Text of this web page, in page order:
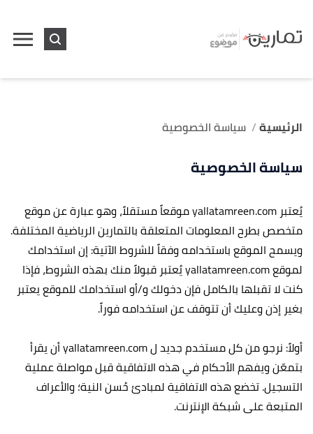
الرئيسية سياسة الخصوصية
سياسة الخصوصية
يُعتبر yallatamreen.com موقعاً مستقلاً، وهو عبارة عن موقع
متخصص بطرح المعلومات المتعلقة بالتمارين الرياضية المختلفة.
ويسمح الموقع باستخدامه وفقاً للشروط الآتية: إن استخدامك
لموقع yallatamreen.com يُعتبر قبولاً منك بهذه الشروط، فإذا
كنت لا تقبلها بالكامل فإن دخولك و/أو استخدامك للموقع يعتبر
بغير إذن وعليك أن تتوقف عن استخدامه فوراً.
أولاً: نرجو من كل مستخدم جديد ل yallatamreen.com أن يقرأ
بتمعّن ويفهم الأحكام في هذه الاتفاقية قبل مواصلة عملية
التسجيل. تخضع هذه الاتفاقية لمبادئ حُسن النية؛ والأعراف
المتبعة على شبكة الإنترنت.‏